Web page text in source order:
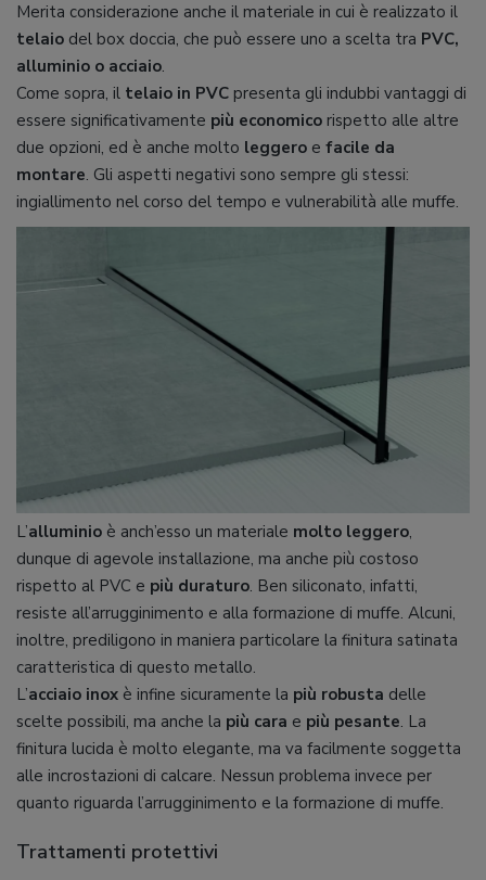
Merita considerazione anche il materiale in cui è realizzato il
telaio del box doccia, che può essere uno a scelta tra PVC,
alluminio o acciaio.
Come sopra, il telaio in PVC presenta gli indubbi vantaggi di
essere significativamente più economico rispetto alle altre
due opzioni, ed è anche molto leggero e facile da
montare. Gli aspetti negativi sono sempre gli stessi:
ingiallimento nel corso del tempo e vulnerabilità alle muffe.
L’alluminio è anch’esso un materiale molto leggero,
dunque di agevole installazione, ma anche più costoso
rispetto al PVC e più duraturo. Ben siliconato, infatti,
resiste all’arrugginimento e alla formazione di muffe. Alcuni,
inoltre, prediligono in maniera particolare la finitura satinata
caratteristica di questo metallo.
L’acciaio inox è infine sicuramente la più robusta delle
scelte possibili, ma anche la più cara e più pesante. La
finitura lucida è molto elegante, ma va facilmente soggetta
alle incrostazioni di calcare. Nessun problema invece per
quanto riguarda l’arrugginimento e la formazione di muffe.
Trattamenti protettivi